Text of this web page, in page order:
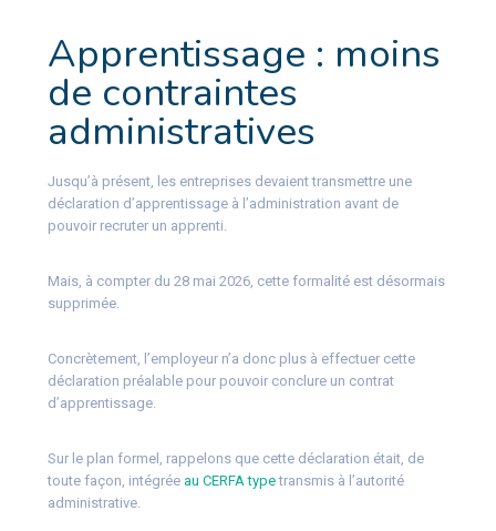
Apprentissage : moins
de contraintes
administratives
Jusqu’à présent, les entreprises devaient transmettre une
déclaration d’apprentissage à l’administration avant de
pouvoir recruter un apprenti.
Mais, à compter du 28 mai 2026, cette formalité est désormais
supprimée.
Concrètement, l’employeur n’a donc plus à effectuer cette
déclaration préalable pour pouvoir conclure un contrat
d’apprentissage.
Sur le plan formel, rappelons que cette déclaration était, de
toute façon, intégrée au CERFA typetransmis à l’autorité
administrative.